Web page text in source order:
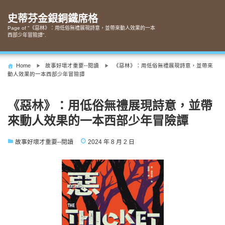
content
史蒂芬金銀銅鐵席格
Page of "《惡林》：用低俗無禮展現詩意，並帶來動人效果的一本
西部少年冒險譚".
Home 故事好壞才重要--閱讀
《惡林》：用低俗無禮展現詩意，並帶來
動人效果的一本西部少年冒險譚
《惡林》：用低俗無禮展現詩意，並帶
來動人效果的一本西部少年冒險譚
故事好壞才重要--閱讀 2024 年 8 月 2 日